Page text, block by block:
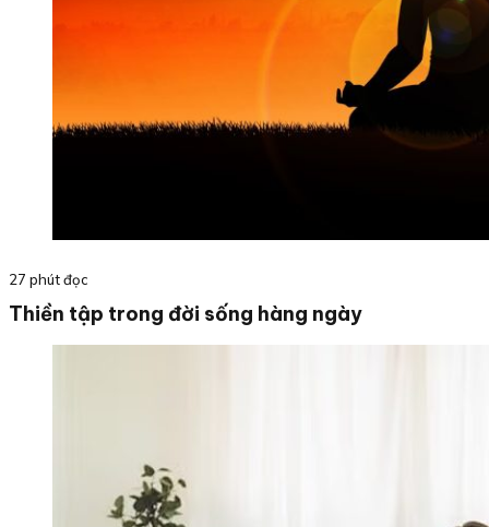
27 phút đọc
Thiền tập trong đời sống hàng ngày